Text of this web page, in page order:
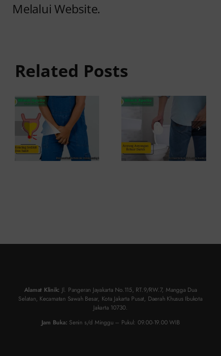
Melalui Website.
Related Posts
dan Sakit:
Penyebab
dan Cara
Mengatasinya
Penyebab
dan Kapan
ke Dokter
Alamat Klinik: Jl. Pangeran Jayakarta No.115, RT.9/RW.7, Mangga Dua
Selatan, Kecamatan Sawah Besar, Kota Jakarta Pusat, Daerah Khusus Ibukota
Jakarta 10730.
Jam Buka: Senin s/d Minggu – Pukul: 09.00-19.00 WIB